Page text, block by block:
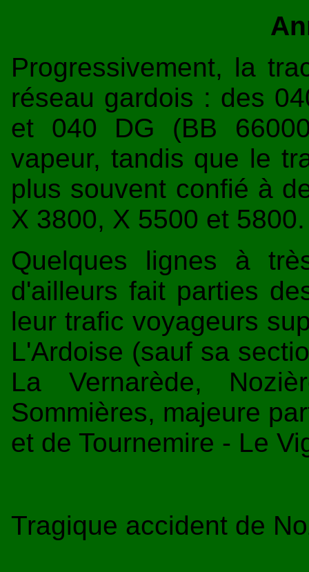
Progressivement, la
réseau gardois : des
et 040 DG (BB
vapeur, tandis que le
plus souvent confié à
X 3800, X 5500 et 5800.
Quelques lignes à
d'ailleurs fait parties
leur trafic voyageurs
L'Ardoise (sauf sa
La Vernarède,
Sommières, majeure
et de Tournemire - Le
Tragique accident de